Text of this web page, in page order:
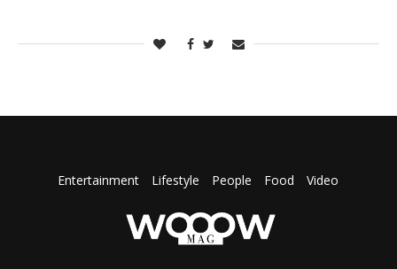
Entertainment Lifestyle People Food Video